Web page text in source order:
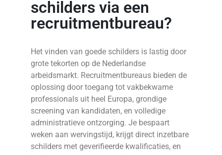
schilders via een
recruitmentbureau?
Het vinden van goede schilders is lastig door
grote tekorten op de Nederlandse
arbeidsmarkt. Recruitmentbureaus bieden de
oplossing door toegang tot vakbekwame
professionals uit heel Europa, grondige
screening van kandidaten, en volledige
administratieve ontzorging. Je bespaart
weken aan wervingstijd, krijgt direct inzetbare
schilders met geverifieerde kwalificaties, en